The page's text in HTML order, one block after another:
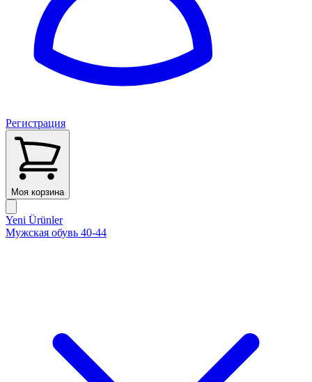
Регистрация
Моя корзина
Yeni Ürünler
Мужская обувь 40-44